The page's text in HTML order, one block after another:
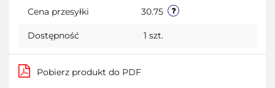
Cena przesyłki 30.75
Dostępność 1 szt.
Pobierz produkt do PDF